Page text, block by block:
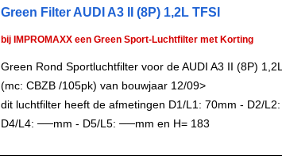
Green Filter AUDI A3 II (8P) 1,2L TFSI
bij IMPROMAXX een Green Sport-Luchtfilter met Korting
Green Rond Sportluchtfilter voor de AUDI A3 II (8P)
(mc: CBZB /105pk) van bouwjaar 12/09>
dit luchtfilter heeft de afmetingen D1/L1: 70mm - D2/
D4/L4: ──mm - D5/L5: ──mm en H= 183